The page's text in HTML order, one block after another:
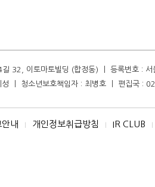
길 32, 이토마토빌딩 (합정동) ㅣ 등록번호 :
성 ㅣ 청소년보호책임자 : 최병호 ㅣ 편집
내 개인정보취급방침 IR CLUB